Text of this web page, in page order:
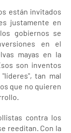
están invitados
justamente en
gobiernos se
en el
mayas en la
son inventos
tan mal
que no quieren
contra los
reeditan. Con la